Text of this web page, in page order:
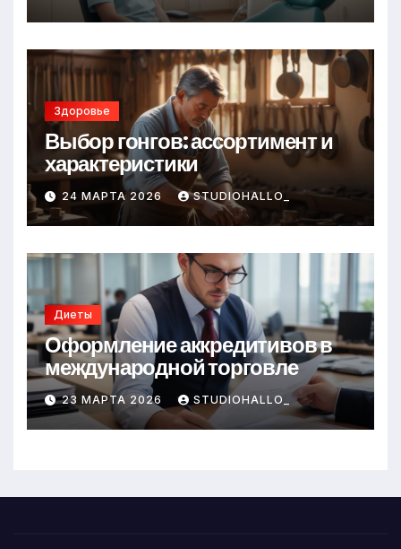
Здоровье
Выбор гонгов: ассортимент и
характеристики
24 МАРТА 2026 STUDIOHALLO_
Диеты
Оформление аккредитивов в
международной торговле
23 МАРТА 2026 STUDIOHALLO_